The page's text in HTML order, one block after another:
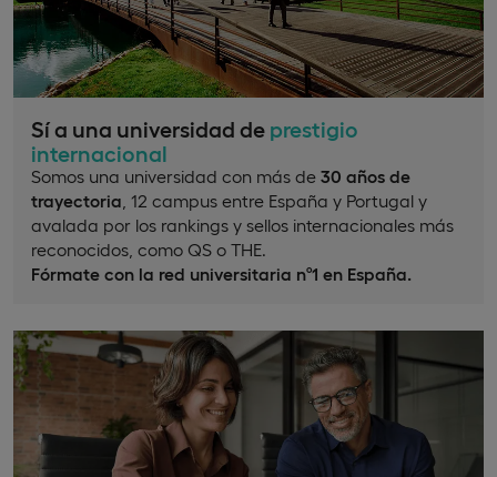
Sí a una universidad de prestigio
internacional
Somos una universidad con más de 30 años de
trayectoria , 12 campus entre España y Portugal y
avalada por los rankings y sellos internacionales más
reconocidos, como QS o THE.
Fórmate con la red universitaria nº1 en España.